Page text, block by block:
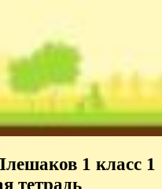
1 класс 1
тетрадь